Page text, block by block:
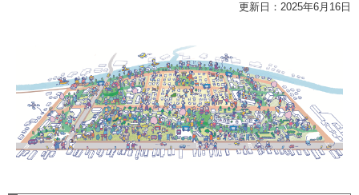
更新日：2025年6月16日